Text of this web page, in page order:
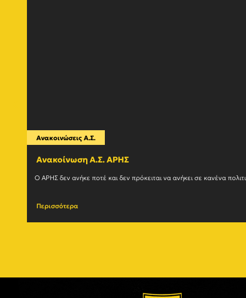
Ανακοινώσεις Α.Σ.
Ανακοίνωση Α.Σ. ΑΡΗΣ
Περισσότερα